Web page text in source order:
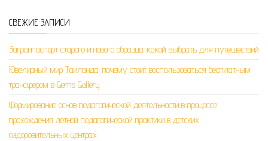
СВЕЖИЕ ЗАПИСИ
Загранпаспорт старого и нового образца: какой выбрать для путешествий
Ювелирный мир Таиланда: почему стоит воспользоваться бесплатным
трансфером в Gems Gallery
Формирование основ педагогической деятельности в процессе
прохождения летней педагогической практики в детских
оздоровительных центрах